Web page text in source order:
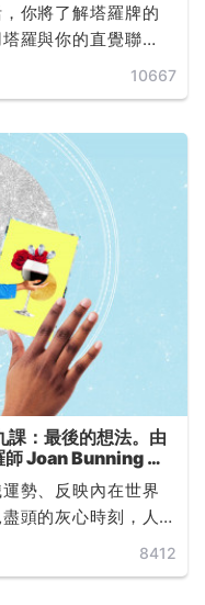
你將了解塔羅牌的
羅與你的直覺聯
夢想。
10667
課：最後的想法。由
Joan Bunning 所
勢、反映內在世界
頭的灰心時刻，人
，如「什麼時候會8412